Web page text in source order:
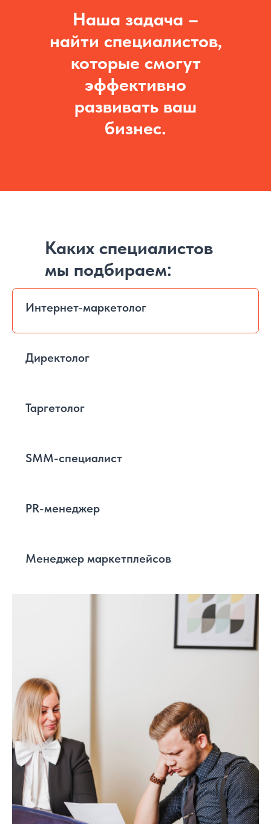
Наша задача –
найти специалистов,
которые смогут
эффективно
развивать ваш
бизнес.
Каких специалистов
мы подбираем:
Интернет-маркетолог
Директолог
Таргетолог
SMM-специалист
PR-менеджер
Менеджер маркетплейсов